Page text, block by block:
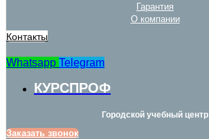
Гарантия
О компании
Контакты
Whatsapp Telegram
КУРСПРОФ
Городской учебный центр
Заказать звонок